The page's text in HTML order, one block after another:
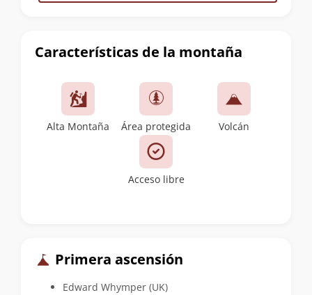
Características de la montaña
Alta Montaña Área protegida Volcán
Acceso libre
Primera ascensión
Edward Whymper (UK)